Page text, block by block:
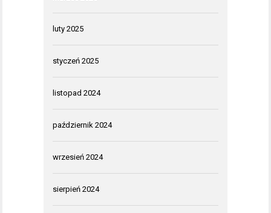
luty 2025
styczeń 2025
listopad 2024
październik 2024
wrzesień 2024
sierpień 2024